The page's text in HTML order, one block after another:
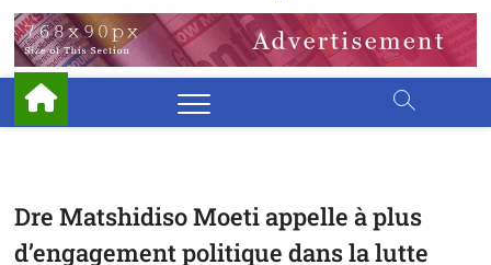
Dre Matshidiso Moeti appelle à plus
d’engagement politique dans la lutte